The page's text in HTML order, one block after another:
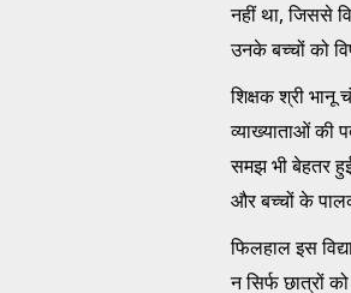
नहीं था, जिससे
उनके बच्चों को
शिक्षक श्री
व्याख्याताओं की
समझ भी बेहतर
और बच्चों के
फिलहाल इस
न सिर्फ छात्रों